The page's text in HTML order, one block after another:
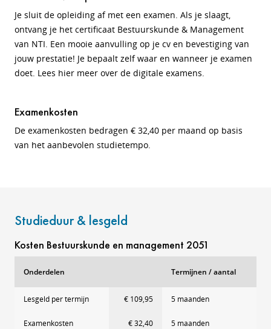
Je sluit de opleiding af met een examen. Als je slaagt,
ontvang je het certificaat Bestuurskunde & Management
van NTI. Een mooie aanvulling op je cv en bevestiging van
jouw prestatie! Je bepaalt zelf waar en wanneer je examen
doet. Lees hier meer over de digitale examens.
Examenkosten
De examenkosten bedragen € 32,40 per maand op basis
van het aanbevolen studietempo.
Studieduur & lesgeld
Kosten Bestuurskunde en management 2051
Onderdelen Termijnen / aantal
Lesgeld per termijn € 109,95 5 maanden
Examenkosten € 32,40 5 maanden